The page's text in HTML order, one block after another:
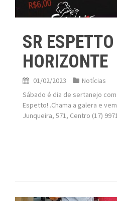
SR
HORIZONTE
01/02/2023
Notícias
Sábado é dia de sertanejo
Espetto! .Chama a galera e
Junqueira, 571, Centro (17)